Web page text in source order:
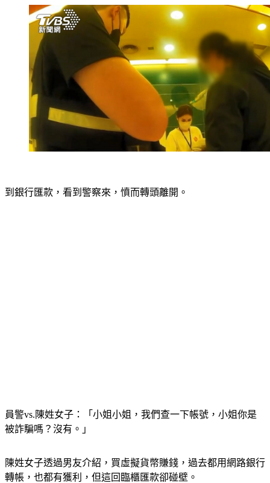
員警vs.陳姓女子：「小姐小姐，我們查一下帳號，小姐你是
陳姓女子透過男友介紹，買虛擬貨幣賺錢，過去都用網路銀行